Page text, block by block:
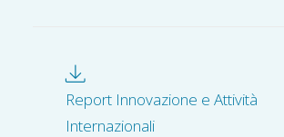
Report Innovazione e Attività
Internazionali